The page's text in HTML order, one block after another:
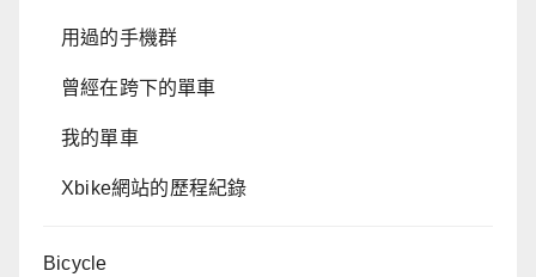
用過的手機群
曾經在跨下的單車
我的單車
Xbike網站的歷程紀錄
Bicycle